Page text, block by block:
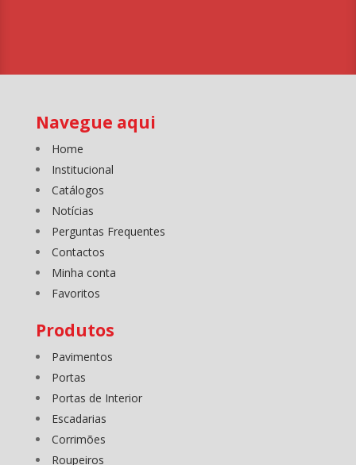
Navegue aqui
Home
Institucional
Catálogos
Notícias
Perguntas Frequentes
Contactos
Minha conta
Favoritos
Produtos
Pavimentos
Portas
Portas de Interior
Escadarias
Corrimões
Roupeiros